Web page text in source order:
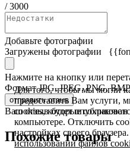
/3000
Добавьте фотографии
Загружены фотографии
Нажмите на кнопку или
Формат JPG, JPEG, PNG,
отправить отзыв
Ваш отзыв будет
Похожие товары
Для того, чтобы мы могли
предоставить Вам услуги,
cookies, которые
компьютере. Отключить
настройках своего
использовании файлов